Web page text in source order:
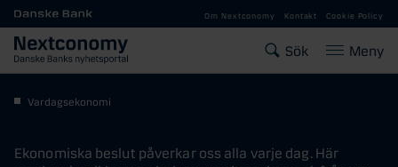
Gå till huvudinnehåll
Om Nextconomy Kontakt Cookie Policy
Sök Meny
Vardagsekonomi
Ekonomiska beslut påverkar oss alla varje dag. Här